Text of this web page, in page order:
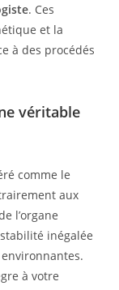
. Ces
et la
à des procédés
véritable
comme le
aux
l’organe
inégalée
à votre